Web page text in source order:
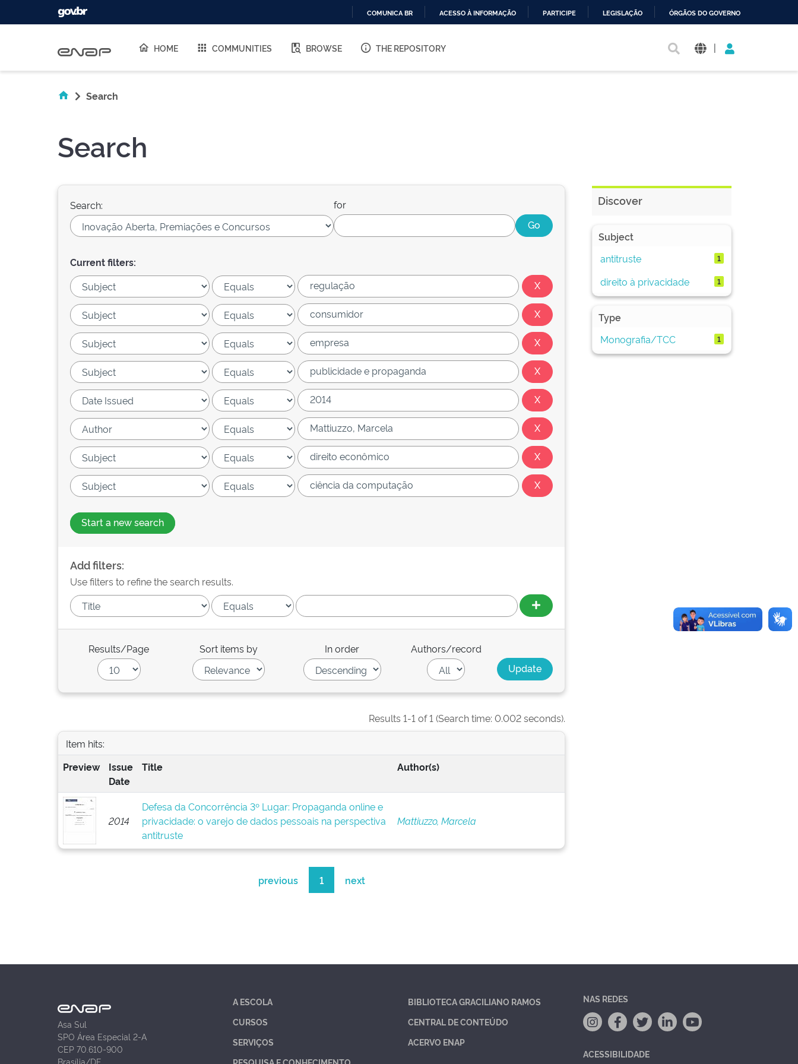
O
COMUNICA BR ACESSO À INFORMAÇÃO PARTICIPE LEGISLAÇÃO ÓRGÃOS DO GOVERNO
HOME COMMUNITIES BROWSE THE REPOSITORY |
Search
Search
Search: for
Current filters:
Start a new search
Add filters:
Use filters to refine the search results.
Results/Page Sort items by In order Authors/record
Results 1-1 of 1 (Search time: 0.002 seconds).
Item hits:
Preview
Issue
Date
Title Author(s)
2014
Defesa da Concorrência 3º Lugar: Propaganda online e
privacidade: o varejo de dados pessoais na perspectiva
antitruste
Mattiuzzo, Marcela
previous 1 next
Discover
Subject
antitruste
1
direito à privacidade 1
Type
Monografia/TCC
1
Asa Sul
SPO Área Especial 2-A
CEP 70.610-900
Brasília/DF
A ESCOLA
CURSOS
SERVIÇOS
BIBLIOTECA GRACILIANO RAMOS
CENTRAL DE CONTEÚDO
ACERVO ENAP
NAS REDES
ACESSIBILIDADE